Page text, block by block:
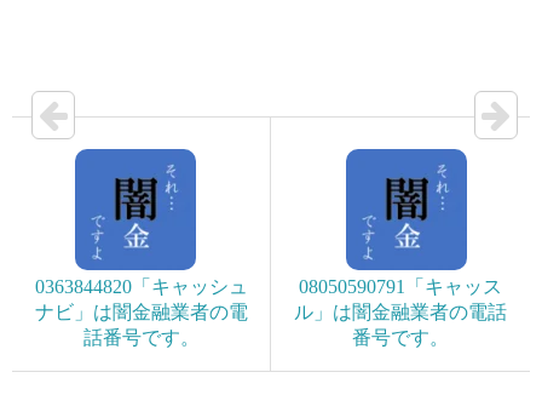
0363844820「キャッシュ
ナビ」は闇金融業者の電
話番号です。
08050590791「キャッス
ル」は闇金融業者の電話
番号です。